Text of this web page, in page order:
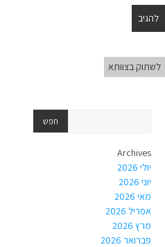
לשתוק בצוותא
Archives
יולי 2026
יוני 2026
מאי 2026
אפריל 2026
מרץ 2026
פברואר 2026